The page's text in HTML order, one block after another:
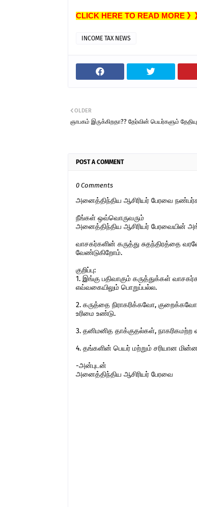
CLICK HERE TO READ MORE 》
INCOME TAX NEWS
OLDER
ஞாபகம் இருக்கிறதா?? தேர்வின் பெயர்களும்
POST A COMMENT
0 Comments
அனைத்திந்திய ஆசிரியர் பேரவை
நீங்கள் ஒவ்வொருவரும்
அனைத்திந்திய ஆசிரியர் பேரவையின்
வாசகர்களின் கருத்து சுதந்திரத்தை
வேண்டுகிறோம்.
குறிப்பு:
1. இங்கு பதிவாகும் கருத்துக்கள்
எவ்வகையிலும் பொறுப்பல்ல.
2. கருத்தை நிராகரிக்கவோ,
உரிமை உண்டு.
3. தனிமனித தாக்குதல்கள், நாகரிகமற்ற
4. தங்களின் பெயர் மற்றும் சரியான
-அன்புடன்
அனைத்திந்திய ஆசிரியர் பேரவை